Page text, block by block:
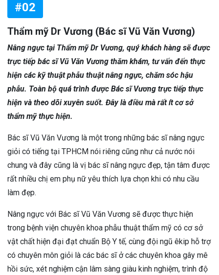
#02
Thẩm mỹ Dr Vương (Bác sĩ Vũ Văn Vương)
Nâng ngực tại Thẩm mỹ Dr Vương, quý khách hàng sẽ được
trực tiếp bác sĩ Vũ Văn Vương thăm khám, tư vấn đến thực
hiện các kỹ thuật phẫu thuật nâng ngực, chăm sóc hậu
phẫu. Toàn bộ quá trình được Bác sĩ Vương trực tiếp thực
hiện và theo dõi xuyên suốt. Đây là điều mà rất ít cơ sở
thẩm mỹ thực hiện.
Bác sĩ Vũ Văn Vương là một trong những bác sĩ nâng ngực
giỏi có tiếng tại TPHCM nói riêng cũng như cả nước nói
chung và đây cũng là vị bác sĩ nâng ngực đẹp, tận tâm được
rất nhiều chị em phụ nữ yêu thích lựa chọn khi có nhu cầu
làm đẹp.
Nâng ngực với Bác sĩ Vũ Văn Vương sẽ được thực hiện
trong bệnh viện chuyên khoa phẫu thuật thẩm mỹ có cơ sở
vật chất hiện đại đạt chuẩn Bộ Y tế, cùng đội ngũ êkip hỗ trợ
có chuyên môn giỏi là các bác sĩ ở các chuyên khoa gây mê
hồi sức, xét nghiệm cận lâm sàng giàu kinh nghiệm, trình độ